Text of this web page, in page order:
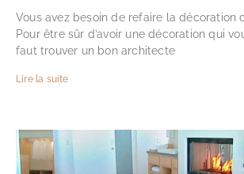
Vous avez besoin de refaire la décoration
Pour être sûr d’avoir une décoration qui
faut trouver un bon architecte
Lire la suite